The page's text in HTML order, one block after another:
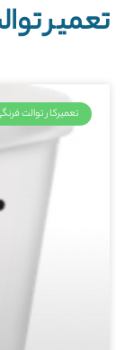
تعمیر
تعمیرکار توالت